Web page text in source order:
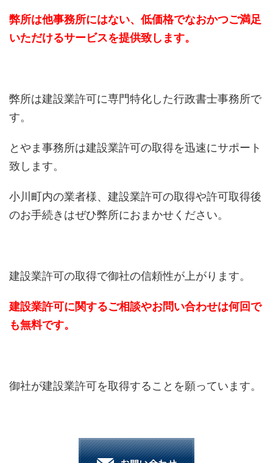
弊所は他事務所にはない、低価格でなおかつご満足
いただけるサービスを提供致します。
弊所は建設業許可に専門特化した行政書士事務所で
す。
とやま事務所は建設業許可の取得を迅速にサポート
致します。
小川町内の業者様、建設業許可の取得や許可取得後
のお手続きはぜひ弊所におまかせください。
建設業許可の取得で御社の信頼性が上がります。
建設業許可に関するご相談やお問い合わせは何回で
も無料です。
御社が建設業許可を取得することを願っています。